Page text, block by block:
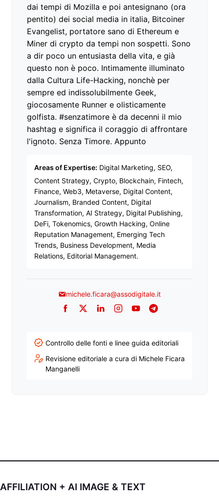
dai tempi di Mozilla e poi antesignano (ora
pentito) dei social media in italia, Bitcoiner
Evangelist, portatore sano di Ethereum e
Miner di crypto da tempi non sospetti. Sono
a dir poco un entusiasta della vita, e già
questo non è poco. Intimamente illuminato
dalla Cultura Life-Hacking, nonchè per
sempre ed indissolubilmente Geek,
giocosamente Runner e olisticamente
golfista. #senzatimore è da decenni il mio
hashtag e significa il coraggio di affrontare
l'ignoto. Senza Timore. Appunto
Areas of Expertise: Digital Marketing, SEO,
Content Strategy, Crypto, Blockchain, Fintech,
Finance, Web3, Metaverse, Digital Content,
Journalism, Branded Content, Digital
Transformation, AI Strategy, Digital Publishing,
DeFi, Tokenomics, Growth Hacking, Online
Reputation Management, Emerging Tech
Trends, Business Development, Media
Relations, Editorial Management.
michele.ficara@assodigitale.it
Facebook
TwitterLinkedInInstagram
YouTubeTelegram
Controllo delle fonti e linee guida editoriali
Revisione editoriale a cura di Michele Ficara
Manganelli
AFFILIATION + AI IMAGE & TEXT